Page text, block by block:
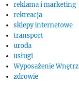
reklama i marketing
rekreacja
sklepy internetowe
transport
uroda
usługi
Wyposażenie Wnętrz
zdrowie